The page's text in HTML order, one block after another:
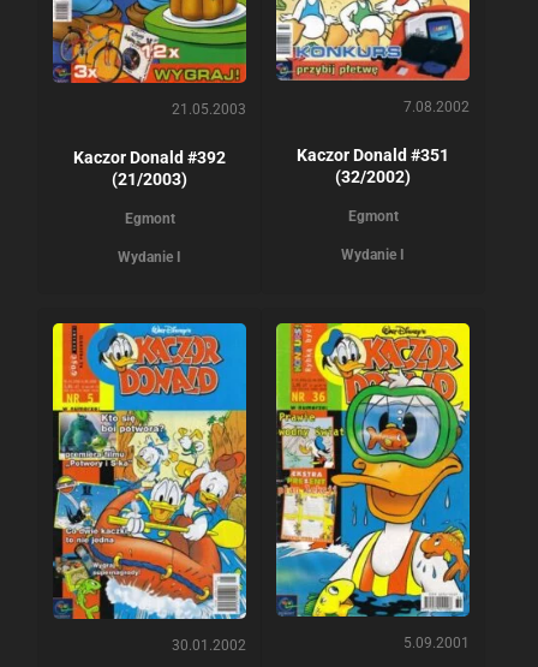
21.05.2003
Kaczor Donald #392
(21/2003)
Egmont
Wydanie I
7.08.2002
Kaczor Donald #351
(32/2002)
Egmont
Wydanie I
30.01.2002 5.09.2001